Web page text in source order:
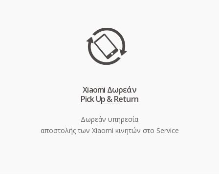
Xiaomi Δωρεάν
Pick Up & Return
Δωρεάν υπηρεσία
αποστολής των Xiaomi κινητών στο Service